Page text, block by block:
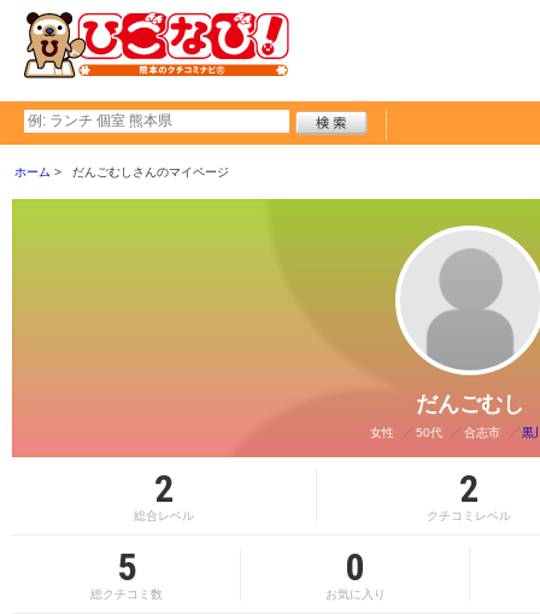
ホーム だんごむしさんのマイページ
だんごむし
女性 50代 合志市 黒
2
総合レベル
2
クチコミレベル
5
総クチコミ数
0
お気に入り